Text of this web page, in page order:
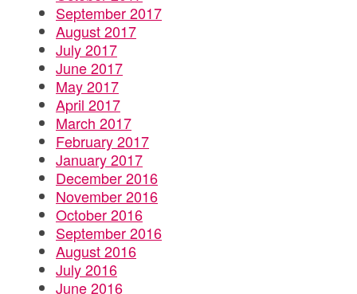
September 2017
August 2017
July 2017
June 2017
May 2017
April 2017
March 2017
February 2017
January 2017
December 2016
November 2016
October 2016
September 2016
August 2016
July 2016
June 2016